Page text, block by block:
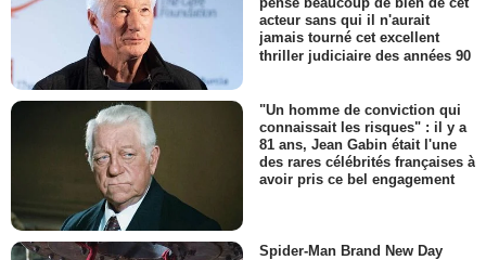
acteur sans qui il n'aurait
jamais tourné cet excellent
thriller judiciaire des années 90
"Un homme de conviction qui
connaissait les risques" : il y a
81 ans, Jean Gabin était l'une
des rares célébrités françaises à
avoir pris ce bel engagement
Spider-Man Brand New Day